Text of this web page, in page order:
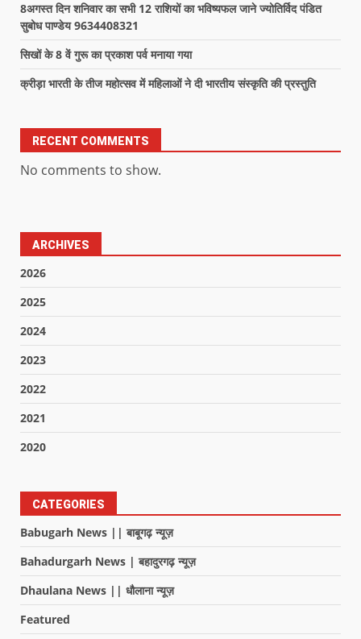
8अगस्त दिन शनिवार का सभी 12 राशियों का भविष्यफल जाने ज्योतिर्विद पंडित
सुबोध पाण्डेय 9634408321
सिखों के 8 वें गुरू का प्रकाश पर्व मनाया गया
क्रीड़ा भारती के तीज महोत्सव में महिलाओं ने दी भारतीय संस्कृति की प्रस्तुति
RECENT COMMENTS
No comments to show.
ARCHIVES
2026
2025
2024
2023
2022
2021
2020
CATEGORIES
Babugarh News || बाबूगढ़ न्यूज़
Bahadurgarh News | बहादुरगढ़ न्यूज़
Dhaulana News || धौलाना न्यूज़
Featured